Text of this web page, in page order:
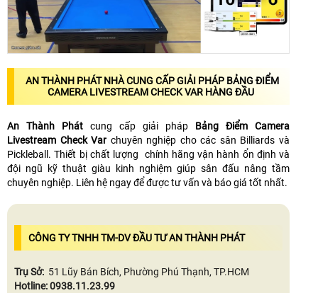
AN THÀNH PHÁT NHÀ CUNG CẤP GIẢI PHÁP BẢNG ĐIỂM
CAMERA LIVESTREAM CHECK VAR HÀNG ĐẦU
An Thành Phát cung cấp giải pháp Bảng Điểm Camera
Livestream Check Varchuyên nghiệp cho các sân Billiards và
Pickleball. Thiết bị chất lượng chính hãng vận hành ổn định và
đội ngũ kỹ thuật giàu kinh nghiệm giúp sân đấu nâng tầm
chuyên nghiệp. Liên hệ ngay để được tư vấn và báo giá tốt nhất.
CÔNG TY TNHH TM-DV ĐẦU TƯ AN THÀNH PHÁT
Trụ Sở: 51 Lũy Bán Bích, Phường Phú Thạnh, TP.HCM
Hotline: 0938.11.23.99